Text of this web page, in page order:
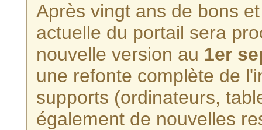
Après vingt ans de bons
actuelle du portail sera
nouvelle version au 1er
une refonte complète de
supports (ordinateurs,
également de nouvelles